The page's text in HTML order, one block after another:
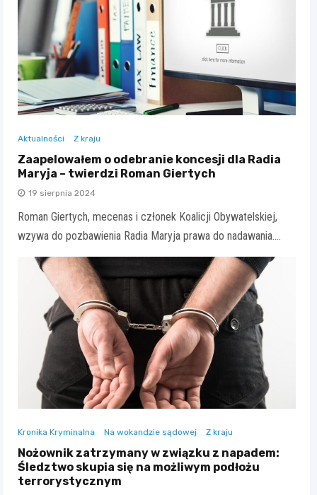
Aktualności Z kraju
Zaapelowałem o odebranie koncesji dla Radia
Maryja – twierdzi Roman Giertych
19 sierpnia 2024
Roman Giertych, mecenas i członek Koalicji Obywatelskiej,
wzywa do pozbawienia Radia Maryja prawa do nadawania.…
Kronika Kryminalna Na wokandzie sądowej Z kraju
Nożownik zatrzymany w związku z napadem:
Śledztwo skupia się na możliwym podłożu
terrorystycznym